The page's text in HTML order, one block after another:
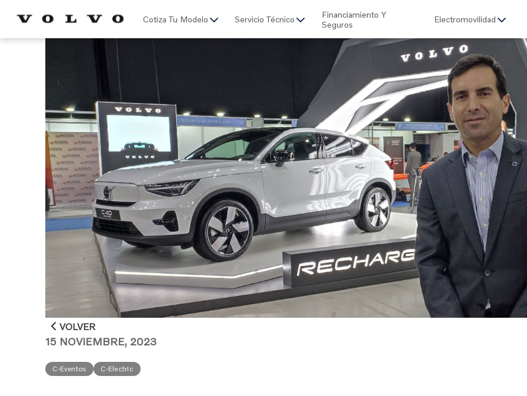
Cotiza Tu Modelo Servicio Técnico
Financiamiento Y
Seguros
Electromovilidad
VOLVER
15 NOVIEMBRE, 2023
C-Eventos C-Electric